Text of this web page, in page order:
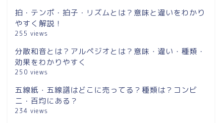
拍・テンポ・拍子・リズムとは？意味と違いをわかり
やすく解説！
255 views
分散和音とは？アルペジオとは？意味・違い・種類・
効果をわかりやすく
250 views
五線紙・五線譜はどこに売ってる？種類は？コンビ
ニ・百均にある？
234 views